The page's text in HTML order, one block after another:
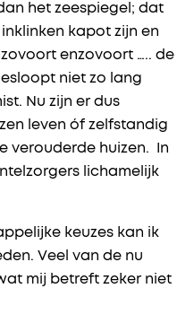
het zeespiegel; dat
kapot zijn en
enzovoort ….. de
niet zo lang
Nu zijn er dus
leven óf zelfstandig
verouderde huizen. In
lichamelijk
keuzes kan ik
Veel van de nu
mij betreft zeker niet